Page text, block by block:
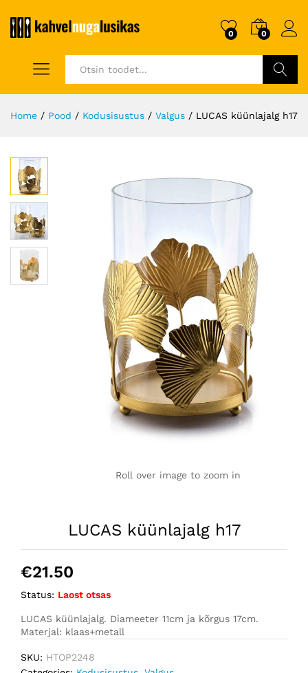
0 0
Home / Pood / Kodusisustus / Valgus / LUCAS küünlajalg h17
Roll over image to zoom in
LUCAS küünlajalg h17
€21.50
Status: Laost otsas
LUCAS küünlajalg. Diameeter 11cm ja kõrgus 17cm.
Materjal: klaas+metall
SKU: HTOP2248